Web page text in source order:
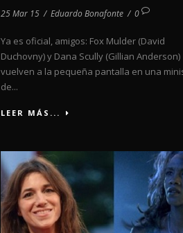
25 Mar 15 / Eduardo Bonafonte / 0
Ya es oficial, amigos: Fox Mulder (David
Duchovny) y Dana Scully (Gillian Anderson)
vuelven a la pequeña pantalla en una
de...
LEER MÁS...